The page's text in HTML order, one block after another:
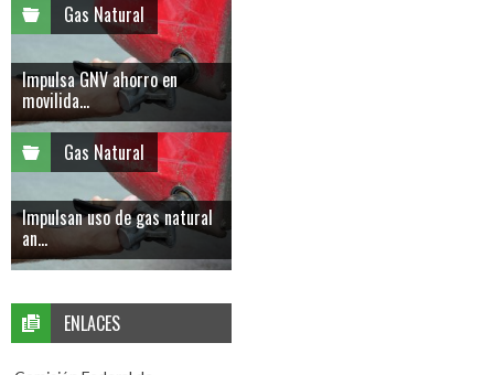
Gas Natural
Impulsa GNV ahorro en
movilida...
Gas Natural
Impulsan uso de gas natural
an...
ENLACES